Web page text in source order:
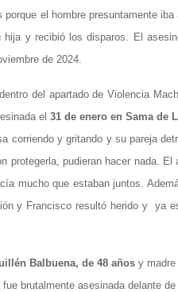
el hombre presuntamente
y recibió los disparos. El
de 2024.
del apartado de Violencia
el 31 de enero en Sama de
corriendo y gritando y su pareja
protegerla, pudieran hacer nada.
mucho que estaban juntos.
y Francisco resultó herido y ya
Balbuena, de 48 años y
brutalmente asesinada delante